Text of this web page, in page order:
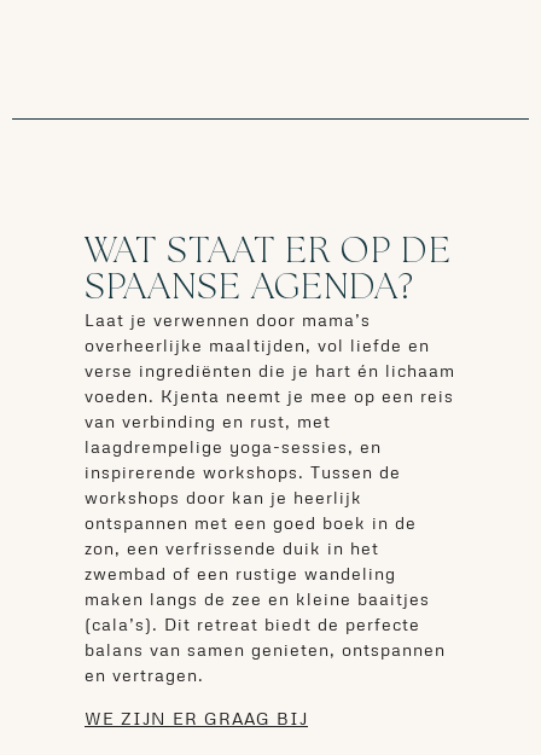
WAT STAAT ER OP DE
SPAANSE AGENDA?
Laat je verwennen door mama’s
overheerlijke maaltijden, vol liefde en
verse ingrediënten die je hart én lichaam
voeden. Kjenta neemt je mee op een reis
van verbinding en rust, met
laagdrempelige yoga-sessies, en
inspirerende workshops. Tussen de
workshops door kan je heerlijk
ontspannen met een goed boek in de
zon, een verfrissende duik in het
zwembad of een rustige wandeling
maken langs de zee en kleine baaitjes
(cala’s). Dit retreat biedt de perfecte
balans van samen genieten, ontspannen
en vertragen.
WE ZIJN ER GRAAG BIJ